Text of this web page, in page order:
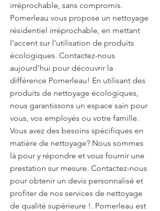
irréprochable, sans compromis.
Pomerleau vous propose un nettoyage
résidentiel irréprochable, en mettant
l'accent sur l'utilisation de produits
écologiques. Contactez-nous
aujourd'hui pour découvrir la
différence Pomerleau! En utilisant des
produits de nettoyage écologiques,
nous garantissons un espace sain pour
vous, vos employés ou votre famille.
Vous avez des besoins spécifiques en
matière de nettoyage? Nous sommes
là pour y répondre et vous fournir une
prestation sur mesure. Contactez-nous
pour obtenir un devis personnalisé et
profiter de nos services de nettoyage
de qualité supérieure !. Pomerleau est